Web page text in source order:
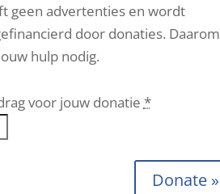
geen advertenties en wordt
door donaties. Daarom
hulp nodig.
voor jouw donatie *
Donate »